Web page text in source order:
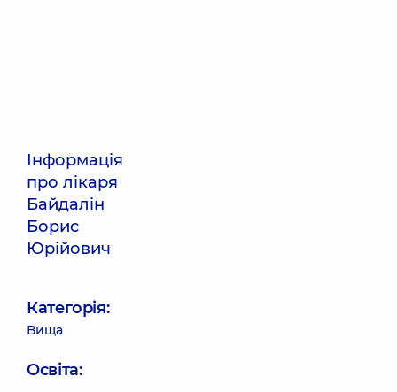
Інформація
про лікаря
Байдалін
Борис
Юрійович
Категорія:
Вища
Освіта: